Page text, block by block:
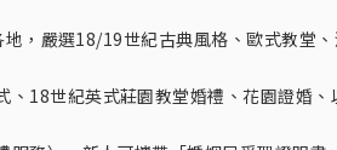
，嚴選18/19世紀古典風格、歐式教堂
18世紀英式莊園教堂婚禮、花園證婚